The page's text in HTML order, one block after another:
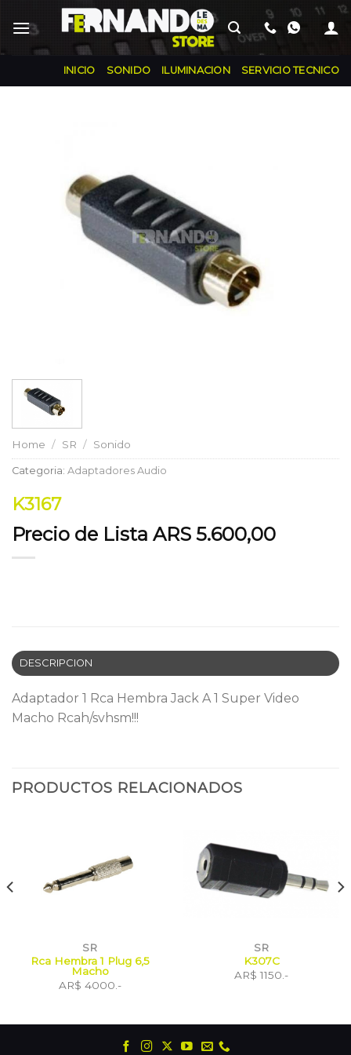
INICIO SONIDO ILUMINACION SERVICIO TECNICO
Home / SR / Sonido
Categoria: Adaptadores Audio
K3167
Precio de Lista ARS 5.600,00
DESCRIPCION
Adaptador 1 Rca Hembra Jack A 1 Super Video
Macho Rcah/svhsm!!!
PRODUCTOS RELACIONADOS
SR
Rca Hembra 1 Plug 6,5
Macho
AR$ 4000.-
SR
K307C
AR$ 1150.-